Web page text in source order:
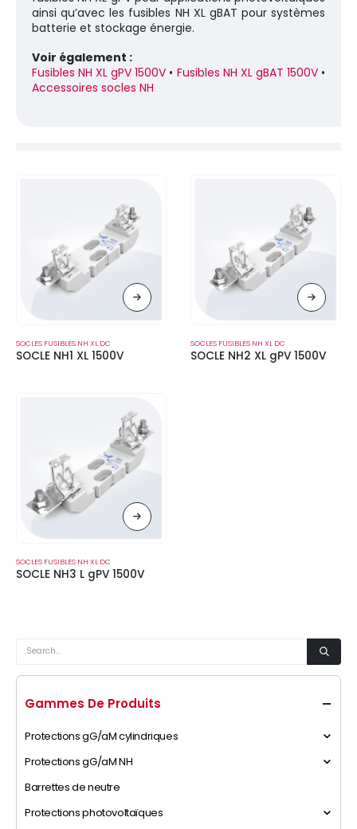
ainsi qu’avec les fusibles NH XL gBAT pour systèmes
batterie et stockage énergie.
Voir également :
Fusibles NH XL gPV 1500V • Fusibles NH XL gBAT 1500V•
Accessoires socles NH
SOCLES FUSIBLES NH XL DC
SOCLE NH1 XL 1500V
SOCLES FUSIBLES NH XL DC
SOCLE NH2 XL gPV 1500V
SOCLES FUSIBLES NH XL DC
SOCLE NH3 L gPV 1500V
Gammes De Produits
Protections gG/aM cylindriques
Protections gG/aM NH
Barrettes de neutre
Protections photovoltaïques